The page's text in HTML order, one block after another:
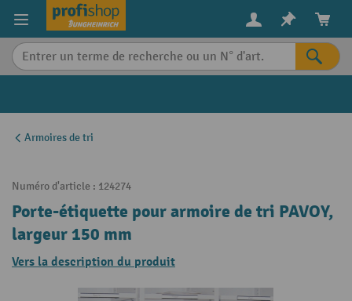
content
Armoires de tri
Numéro d'article : 124274
Porte-étiquette pour armoire de tri PAVOY,
largeur 150 mm
Vers la description du produit